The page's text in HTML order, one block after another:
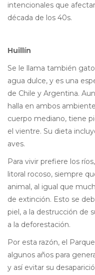
intencionales que
década de los 40s.
Huillín
Se le llama también
agua dulce, y es una
de Chile y Argentina.
halla en ambos
cuerpo mediano, tiene
el vientre. Su dieta
aves.
Para vivir prefiere los
litoral rocoso, siempre
animal, al igual que
de extinción. Esto se
piel, a la destrucción de
a la deforestación.
Por esta razón, el
algunos años para
y así evitar su